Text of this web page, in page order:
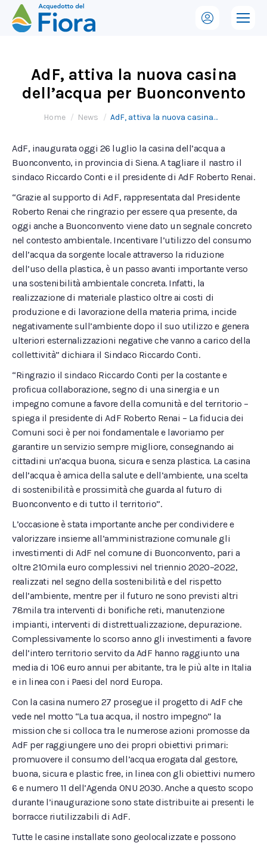
AdF, attiva la nuova casina
dell’acqua per Buonconvento
Tu sei qui:
Home News AdF, attiva la nuova casina…
AdF, inaugurata oggi 26 luglio la casina dell’acqua a
Buonconvento, in provincia di Siena. A tagliare il nastro il
sindaco Riccardo Conti e il presidente di AdF Roberto Renai.
“Grazie al supporto di AdF, rappresentata dal Presidente
Roberto Renai che ringrazio per essere qua presente, da
oggi anche a Buonconvento viene dato un segnale concreto
nel contesto ambientale. Incentivare l’utilizzo del consumo
dell’acqua da sorgente locale attraverso la riduzione
dell’uso della plastica, è un passo avanti importante verso
una sostenibilità ambientale concreta. Infatti, la
realizzazione di materiale plastico oltre ai costi di
produzione e di lavorazione della materia prima, incide
negativamente sull’ambiente dopo il suo utilizzo e genera
ulteriori esternalizzazioni negative che vanno a carico della
collettività” dichiara il Sindaco Riccardo Conti.
“Ringrazio il sindaco Riccardo Conti per la costante e
proficua collaborazione, segno di una sinergia e un
impegno comune a favore della comunità e del territorio –
spiega il presidente di AdF Roberto Renai – La fiducia dei
Comuni soci è per noi fondamentale e lavoriamo per
garantire un servizio sempre migliore, consegnando ai
cittadini un’acqua buona, sicura e senza plastica. La casina
dell’acqua è amica della salute e dell’ambiente, una scelta
di sostenibilità e prossimità che guarda al futuro di
Buonconvento e di tutto il territorio”.
L’occasione è stata importante anche per condividere e
valorizzare insieme all’amministrazione comunale gli
investimenti di AdF nel comune di Buonconvento, pari a
oltre 210mila euro complessivi nel triennio 2020–2022,
realizzati nel segno della sostenibilità e del rispetto
dell’ambiente, mentre per il futuro ne sono previsti altri
78mila tra interventi di bonifiche reti, manutenzione
impianti, interventi di distrettualizzazione, depurazione.
Complessivamente lo scorso anno gli investimenti a favore
dell’intero territorio servito da AdF hanno raggiunto una
media di 106 euro annui per abitante, tra le più alte in Italia
e in linea con i Paesi del nord Europa.
Con la casina numero 27 prosegue il progetto di AdF che
vede nel motto “La tua acqua, il nostro impegno” la
mission che si colloca tra le numerose azioni promosse da
AdF per raggiungere uno dei propri obiettivi primari:
promuovere il consumo dell’acqua erogata dal gestore,
buona, sicura e plastic free, in linea con gli obiettivi numero
6 e numero 11 dell’Agenda ONU 2030. Anche a questo scopo
durante l’inaugurazione sono state distribuite ai presenti le
borracce riutilizzabili di AdF.
Tutte le casine installate sono geolocalizzate e possono